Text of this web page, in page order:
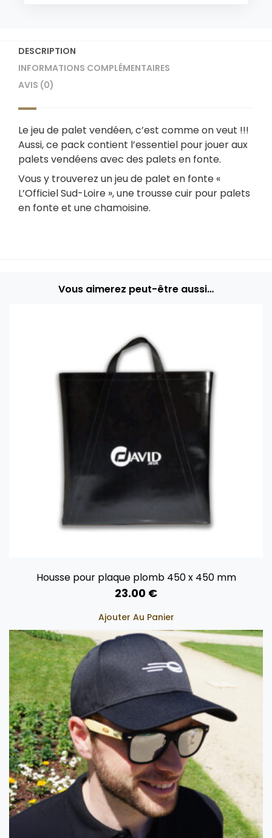
DESCRIPTION
INFORMATIONS COMPLÉMENTAIRES
AVIS (0)
Le jeu de palet vendéen, c’est comme on veut !!!
Aussi, ce pack contient l’essentiel pour jouer aux
palets vendéens avec des palets en fonte.
Vous y trouverez un jeu de palet en fonte «
L’Officiel Sud-Loire », une trousse cuir pour palets
en fonte et une chamoisine.
Vous aimerez peut-être aussi…
Housse pour plaque plomb 450 x 450 mm
23.00 €
Ajouter Au Panier